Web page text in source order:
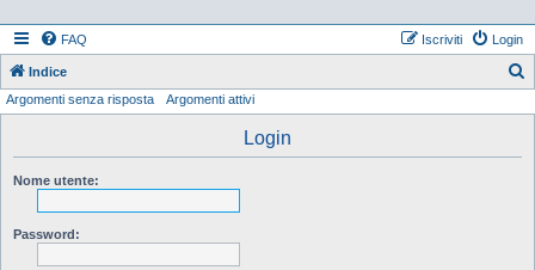
FAQ Login
Iscriviti
Indice
Argomenti senza risposta Argomenti attivi
Login
Nome utente:
Password: